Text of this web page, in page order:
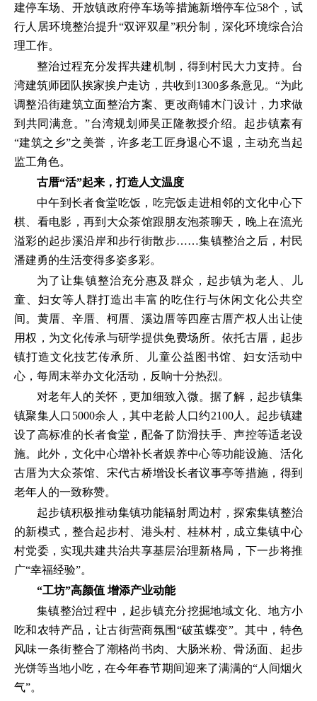
建停车场、开放镇政府停车场等措施新增停车位58个，试
行人居环境整治提升“双评双星”积分制，深化环境综合治
理工作。
整治过程充分发挥共建机制，得到村民大力支持。台
湾建筑师团队挨家挨户走访，共收到1300多条意见。“为此
调整沿街建筑立面整治方案、更改商铺木门设计，力求做
到共同满意。”台湾规划师吴正隆教授介绍。起步镇素有
“建筑之乡”之美誉，许多老工匠身退心不退，主动充当起
监工角色。
古厝“活”起来，打造人文温度
中午到长者食堂吃饭，吃完饭走进相邻的文化中心下
棋、看电影，再到大众茶馆跟朋友泡茶聊天，晚上在流光
溢彩的起步溪沿岸和步行街散步……集镇整治之后，村民
潘建勇的生活变得多姿多彩。
为了让集镇整治充分惠及群众，起步镇为老人、儿
童、妇女等人群打造出丰富的吃住行与休闲文化公共空
间。黄厝、辛厝、柯厝、溪边厝等四座古厝产权人出让使
用权，为文化传承与研学提供免费场所。依托古厝，起步
镇打造文化技艺传承所、儿童公益图书馆、妇女活动中
心，每周末举办文化活动，反响十分热烈。
对老年人的关怀，更加细致入微。据了解，起步镇集
镇聚集人口5000余人，其中老龄人口约2100人。起步镇建
设了高标准的长者食堂，配备了防滑扶手、声控等适老设
施。此外，文化中心增补长者娱养中心等功能设施、活化
古厝为大众茶馆、宋代古桥增设长者议事亭等措施，得到
老年人的一致称赞。
起步镇积极推动集镇功能辐射周边村，探索集镇整治
的新模式，整合起步村、港头村、桂林村，成立集镇中心
村党委，实现共建共治共享基层治理新格局，下一步将推
广“幸福经验”。
“工坊”高颜值 增添产业动能
集镇整治过程中，起步镇充分挖掘地域文化、地方小
吃和农特产品，让古街营商氛围“破茧蝶变”。其中，特色
风味一条街整合了潮格尚书肉、大肠米粉、骨汤面、起步
光饼等当地小吃，在今年春节期间迎来了满满的“人间烟火
气”。